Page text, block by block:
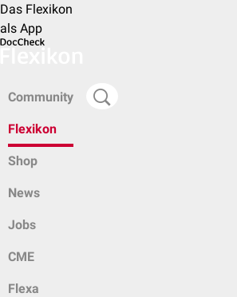
Das Flexikon
als App
Community
Flexikon
Shop
News
Jobs
CME
Flexa